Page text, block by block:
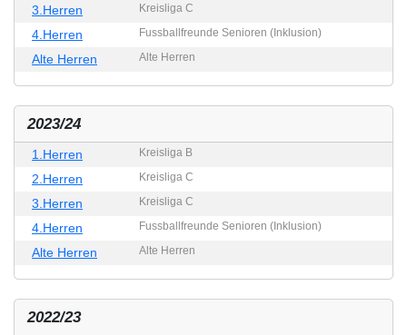
3.Herren Kreisliga C
4.Herren Fussballfreunde Senioren (Inklusion)
Alte Herren Alte Herren
2023/24
1.Herren Kreisliga B
2.Herren Kreisliga C
3.Herren Kreisliga C
4.Herren Fussballfreunde Senioren (Inklusion)
Alte Herren Alte Herren
2022/23